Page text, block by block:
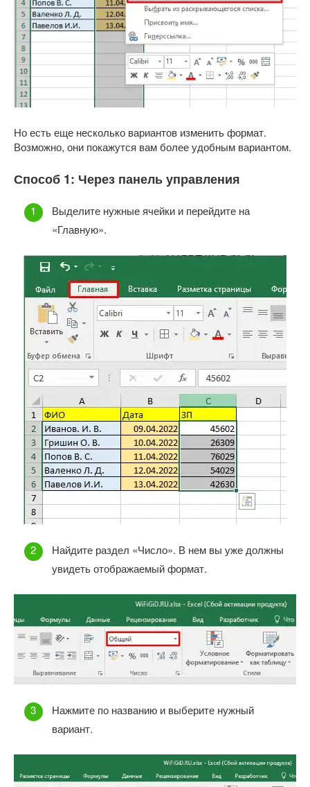
Но есть еще несколько вариантов изменить формат.
Возможно, они покажутся вам более удобным вариантом.
Способ 1: Через панель управления
Выделите нужные ячейки и перейдите на
«Главную».
Найдите раздел «Число». В нем вы уже должны
увидеть отображаемый формат.
Нажмите по названию и выберите нужный
вариант.